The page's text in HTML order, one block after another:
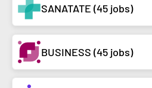
SANATATE (45 jobs)
BUSINESS (45 jobs)